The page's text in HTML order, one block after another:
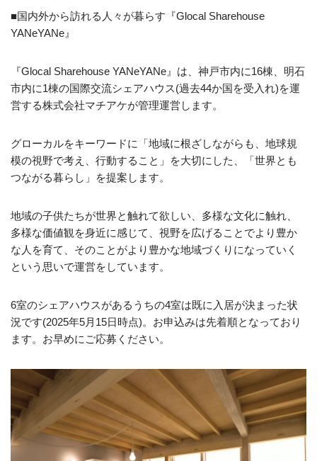
■国内外から訪れる人々が暮らす『Glocal Sharehouse
YANeYANe』
『Glocal Sharehouse YANeYANe』は、神戸市内に16棟、明石
市内に1棟の国際交流シェアハウス(過去44か国を受入れ)を運
営する株式会社マチアケが管理運営します。
グローカルをキーワードに「地域に根ざしながらも、地球規
模の視野で考え、行動すること」を大切にした、「世界とも
つながる暮らし」を提案します。
地域の子供たちが世界と触れて欲しい、多様な文化に触れ、
多様な価値観を身近に感じて、視野を広げることでより豊か
な人を育て、そのことがより豊かな地域づくりになっていく
という思いで運営をしています。
6室のシェアハウスがあるうちの4室は既に入居が決まった状
況です(2025年5月15日時点)。お申込みは先着順となっており
ます。お早めにご応募ください。